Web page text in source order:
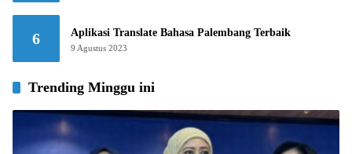
6 Aplikasi Translate Bahasa Palembang Terbaik
9 Agustus 2023
Trending Minggu ini